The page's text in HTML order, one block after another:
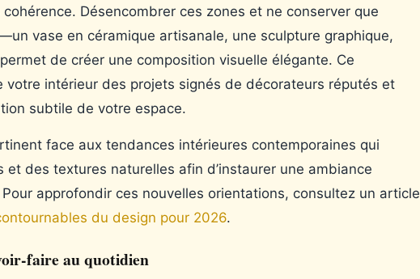
Désencombrer ces zones et ne conserver que
vase en céramique artisanale, une sculpture graphique,
de créer une composition visuelle élégante. Ce
votre intérieur des projets signés de décorateurs réputés et
subtile de votre espace.
face aux tendances intérieures contemporaines qui
des textures naturelles afin d’instaurer une ambiance
approfondir ces nouvelles orientations, consultez un article
du design pour 2026.
faire au quotidien